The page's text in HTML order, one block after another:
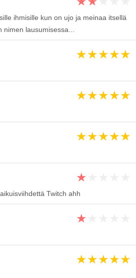
ihmisille kun on ujo ja meinaa itsellä
lausumisessa...
★★★★★
★★★★★
★★★★★
★
Twitch ahh
★
★★★★★